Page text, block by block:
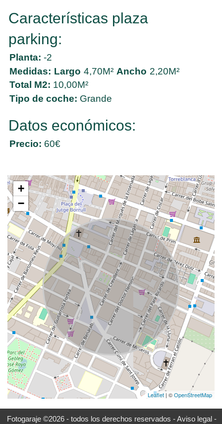
Características plaza
parking:
Planta: -2
Medidas: Largo 4,70M² Ancho 2,20M²
Total M2: 10,00M²
Tipo de coche: Grande
Datos económicos:
Precio: 60€
+
−
Leaflet | ©OpenStreetMap
Fotogaraje ©2026 - todos los derechos reservados -Aviso legal -